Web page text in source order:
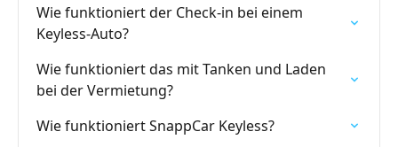
Wie funktioniert der Check-in bei einem
Keyless-Auto?
Wie funktioniert das mit Tanken und Laden
bei der Vermietung?
Wie funktioniert SnappCar Keyless?